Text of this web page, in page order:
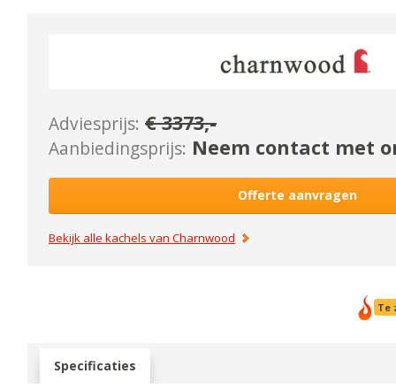
Adviesprijs: €3373,-
Aanbiedingsprijs: Neem contact met
Offerte aanvragen
Bekijk alle kachels vanCharnwood
Te
Specificaties